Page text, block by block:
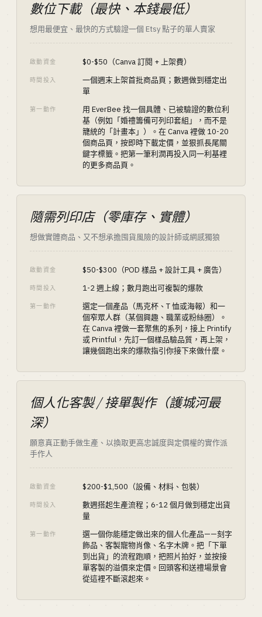
數位下載（最快、本錢最低）
想用最便宜、最快的方式驗證一個 Etsy 點子的單人賣家
啟動資金 $0-$50（Canva 訂閱 + 上架費）
時間投入
一個週末上架首批商品頁；數週做到穩定出
單
第一動作
用 EverBee 找一個具體、已被驗證的數位利
基（例如「婚禮籌備可列印套組」，而不是
籠統的「計畫本」）。在 Canva 裡做 10-20
個商品頁，按即時下載定價，並狠抓長尾關
鍵字標籤。把第一筆利潤再投入同一利基裡
的更多商品頁。
隨需列印店（零庫存、實體）
想做實體商品、又不想承擔囤貨風險的設計師或網感獨狼
啟動資金 $50-$300（POD 樣品 + 設計工具 + 廣告）
時間投入 1-2 週上線；數月跑出可複製的爆款
第一動作
選定一個產品（馬克杯、T 恤或海報）和一
個窄眾人群（某個興趣、職業或粉絲圈）。
在 Canva 裡做一套聚焦的系列，接上 Printify
或 Printful，先訂一個樣品驗品質，再上架，
讓幾個跑出來的爆款指引你接下來做什麼。
個人化客製 / 接單製作（護城河最
深）
願意真正動手做生產、以換取更高忠誠度與定價權的實作派
手作人
啟動資金 $200-$1,500（設備、材料、包裝）
時間投入
數週搭起生產流程；6-12 個月做到穩定出貨
量
第一動作
選一個你能穩定做出來的個人化產品——刻字
飾品、客製寵物肖像、名字木牌。把「下單
到出貨」的流程跑順，把照片拍好，並按接
單客製的溢價來定價。回頭客和送禮場景會
從這裡不斷滾起來。